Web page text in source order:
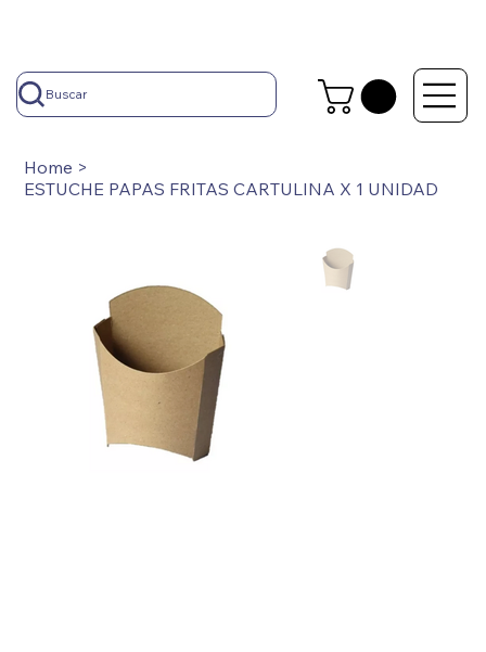
Buscar
Home >
ESTUCHE PAPAS FRITAS CARTULINA X 1 UNIDAD